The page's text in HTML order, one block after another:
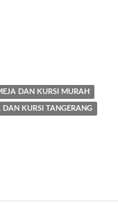
DAN KURSI MURAH
DAN KURSI TANGERANG